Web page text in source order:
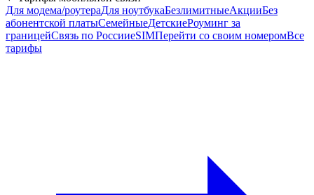
Для модема/роутераДля ноутбукаБезлимитныеАкцииБез
абонентской платыСемейныеДетскиеРоуминг за
границейСвязь по РоссииeSIMПерейти со своим номеромВсе
тарифы